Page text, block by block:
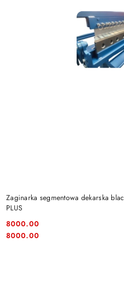
Zaginarka segmentowa dekarska
PLUS
Cena:
8000.00
Cena:
8000.00